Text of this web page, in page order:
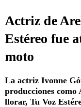
Actriz de
Estéreo fue
moto
La actriz Ivonne
producciones
llorar, Tu Voz